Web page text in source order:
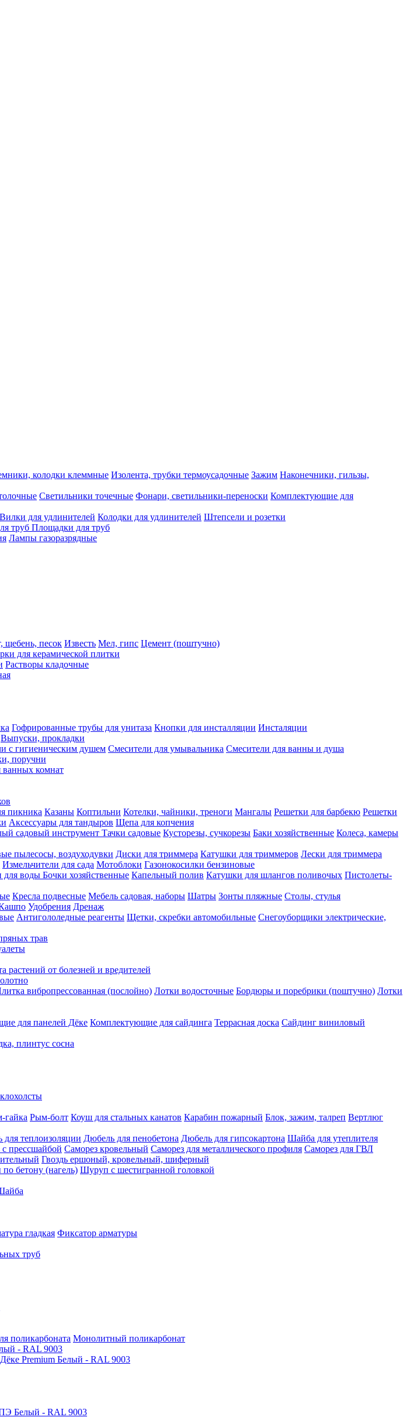
колодки клеммные Изолента, трубки термоусадочные Зажим Наконечники, гильзы,
Светильники точечные Фонари, светильники-переноски Комплектующие для
Вилки для удлинителей Колодки для удлинителей Штепсели и розетки
труб Площадки для труб
Лампы газоразрядные
щебень, песок Известь Мел, гипс Цемент (поштучно)
для керамической плитки
Растворы кладочные
Гофрированные трубы для унитаза Кнопки для инсталляции Инсталяции
Выпуски, прокладки
с гигиеническим душем Смесители для умывальника Смесители для ванны и душа
поручни
ванных комнат
пикника Казаны Коптильни Котелки, чайники, треноги Мангалы Решетки для барбекю Решетки
Аксессуары для тандыров Щепа для копчения
садовый инструмент Тачки садовые Кусторезы, сучкорезы Баки хозяйственные Колеса, камеры
пылесосы, воздуходувки Диски для триммера Катушки для триммеров Лески для триммера
Измельчители для сада Мотоблоки Газонокосилки бензиновые
для воды Бочки хозяйственные Капельный полив Катушки для шлангов поливочых Пистолеты-
Кресла подвесные Мебель садовая, наборы Шатры Зонты пляжные Столы, стулья
Удобрения Дренаж
Антигололедные реагенты Щетки, скребки автомобильные Снегоуборщики электрические,
трав
растений от болезней и вредителей
вибропрессованная (послойно) Лотки водосточные Бордюры и поребрики (поштучно) Лотки
для панелей Дёке Комплектующие для сайдинга Террасная доска Сайдинг виниловый
плинтус сосна
гайка Рым-болт Коуш для стальных канатов Карабин пожарный Блок, зажим, талреп Вертлюг
для теплоизоляции Дюбель для пенобетона Дюбель для гипсокартона Шайба для утеплителя
прессшайбой Саморез кровельный Саморез для металлического профиля Саморез для ГВЛ
Гвоздь ершоный, кровельный, шиферный
бетону (нагель) Шуруп с шестигранной головкой
гладкая Фиксатор арматуры
труб
поликарбоната Монолитный поликарбонат
- RAL 9003
Premium Белый - RAL 9003
Белый - RAL 9003